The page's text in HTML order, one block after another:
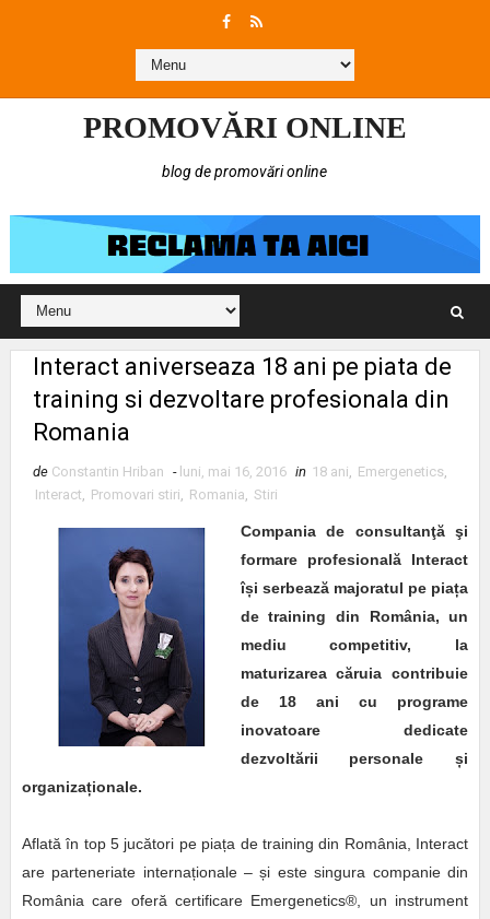
PROMOVĂRI ONLINE
blog de promovări online
Interact aniverseaza 18 ani pe piata de
training si dezvoltare profesionala din
Romania
de Constantin Hriban - luni, mai 16, 2016 in 18 ani, Emergenetics,
Interact, Promovari stiri, Romania, Stiri
Compania de consultanţă şi
formare profesională Interact
își serbează majoratul pe piața
de training din România, un
mediu competitiv, la
maturizarea căruia contribuie
de 18 ani cu programe
inovatoare dedicate
dezvoltării personaleși
organizaționale.
Aflată în top 5 jucători pe piața de training din România, Interact
are parteneriate internaționale – și este singura companie din
România care oferă certificare Emergenetics®, un instrument